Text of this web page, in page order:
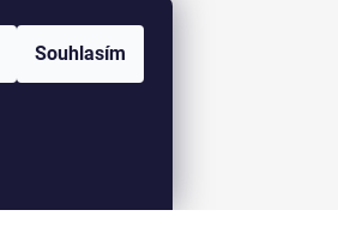
Souhlasím
Facebook